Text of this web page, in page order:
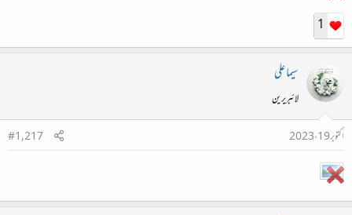
1
سیما علی
لائبریرین
اکتوبر 19، 2023
#1,217